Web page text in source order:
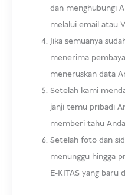
dan menghubungi
melalui email atau
Jika semuanya
menerima
meneruskan data
Setelah kami
janji temu pribadi
memberi tahu
Setelah foto dan
menunggu hingga
E-KITAS yang baru